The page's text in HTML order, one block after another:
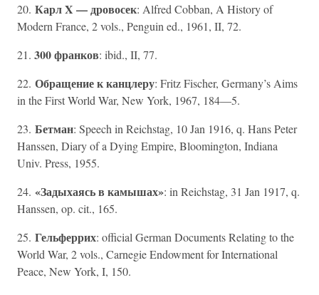
20. Карл X — дровосек: Alfred Cobban, A History of
Modern France, 2 vols., Penguin ed., 1961, II, 72.
21. 300 франков: ibid., II, 77.
22. Обращение к канцлеру: Fritz Fischer, Germany’s Aims
in the First World War, New York, 1967, 184—5.
23. Бетман: Speech in Reichstag, 10 Jan 1916, q. Hans Peter
Hanssen, Diary of a Dying Empire, Bloomington, Indiana
Univ. Press, 1955.
24. «Задыхаясь в камышах»: in Reichstag, 31 Jan 1917, q.
Hanssen, op. cit., 165.
25. Гельферрих: official German Documents Relating to the
World War, 2 vols., Carnegie Endowment for International
Peace, New York, I, 150.